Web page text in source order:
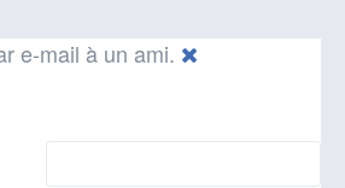
e-mail à un ami.